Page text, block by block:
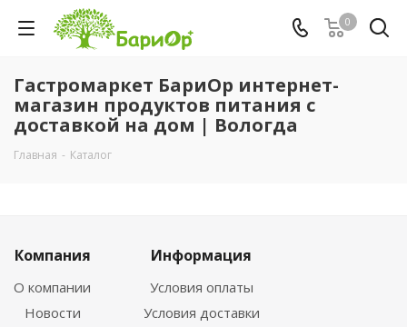
0
Гастромаркет БариОр интернет-
магазин продуктов питания с
доставкой на дом | Вологда
Главная - Каталог
Компания
О компании
Новости
Информация
Условия оплаты
Условия доставки